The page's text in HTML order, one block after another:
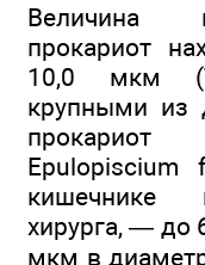
Величина
прокариот
10,0 мкм
крупными из
Epulopiscium
кишечнике
хирурга, — до
мкм в